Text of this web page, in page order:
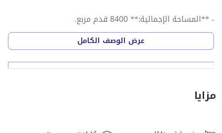
- **المساحة الإجمالية:** 8400 قدم مربع.
- **تصميم مميز:** الصالة مزودة بطابق ميزانيين يتيح لك
مرونة إضافية في توزيع المساحات.
- **مساحة ارتداد خارجية:** توفر مساحة إضافية يمكن
احتياجات الموظفين والعملاء.
يجعلها مناسبة لمختلف الأنشطة التجارية.
عرض الوصف الكامل
مزايا